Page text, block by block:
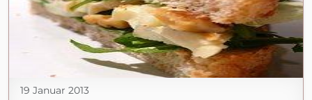
19 Januar 2013